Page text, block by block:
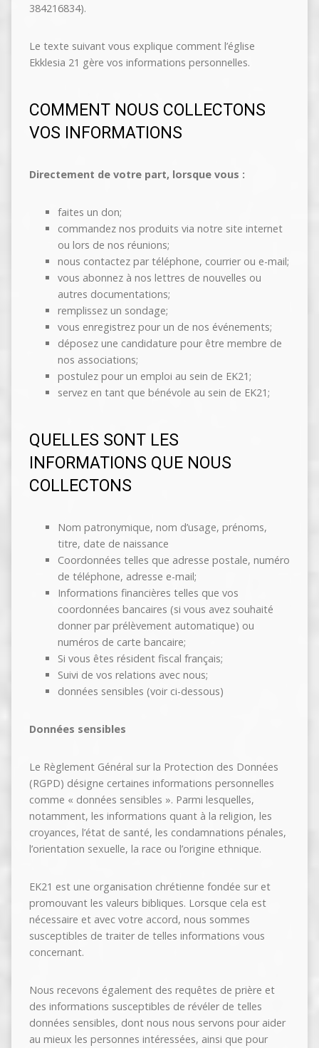
384216834).
Le texte suivant vous explique comment l’église
Ekklesia 21 gère vos informations personnelles.
COMMENT NOUS COLLECTONS
VOS INFORMATIONS
Directement de votre part, lorsque vous :
faites un don;
commandez nos produits via notre site internet
ou lors de nos réunions;
nous contactez par téléphone, courrier ou e-mail;
vous abonnez à nos lettres de nouvelles ou
autres documentations;
remplissez un sondage;
vous enregistrez pour un de nos événements;
déposez une candidature pour être membre de
nos associations;
postulez pour un emploi au sein de EK21;
servez en tant que bénévole au sein de EK21;
QUELLES SONT LES
INFORMATIONS QUE NOUS
COLLECTONS
Nom patronymique, nom d’usage, prénoms,
titre, date de naissance
Coordonnées telles que adresse postale, numéro
de téléphone, adresse e-mail;
Informations financières telles que vos
coordonnées bancaires (si vous avez souhaité
donner par prélèvement automatique) ou
numéros de carte bancaire;
Si vous êtes résident fiscal français;
Suivi de vos relations avec nous;
données sensibles (voir ci-dessous)
Données sensibles
Le Règlement Général sur la Protection des Données
(RGPD) désigne certaines informations personnelles
comme « données sensibles ». Parmi lesquelles,
notamment, les informations quant à la religion, les
croyances, l’état de santé, les condamnations pénales,
l’orientation sexuelle, la race ou l’origine ethnique.
EK21 est une organisation chrétienne fondée sur et
promouvant les valeurs bibliques. Lorsque cela est
nécessaire et avec votre accord, nous sommes
susceptibles de traiter de telles informations vous
concernant.
Nous recevons également des requêtes de prière et
des informations susceptibles de révéler de telles
données sensibles, dont nous nous servons pour aider
au mieux les personnes intéressées, ainsi que pour